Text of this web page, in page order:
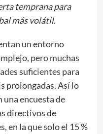
temprana para
más volátil.
un entorno
pero muchas
suficientes para
prolongadas. Así lo
una encuesta de
directivos de
en la que solo el 15 %